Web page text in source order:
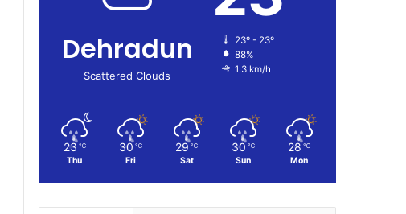
Dehradun
Scattered Clouds
23º - 23º
88%
1.3 km/h
23 ℃
Thu
30 ℃
Fri
29 ℃
Sat
30 ℃
Sun
28 ℃
Mon